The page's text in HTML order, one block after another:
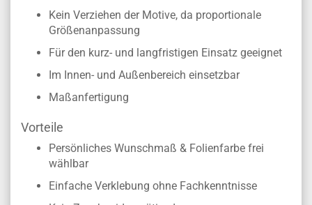
Kein Verziehen der Motive, da proportionale
Größenanpassung
Für den kurz- und langfristigen Einsatz geeignet
Im Innen- und Außenbereich einsetzbar
Maßanfertigung
Vorteile
Persönliches Wunschmaß & Folienfarbe frei
wählbar
Einfache Verklebung ohne Fachkenntnisse